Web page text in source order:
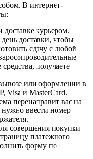
В интернет-
курьером.
доставки, чтобы
сдачу с любой
получаете
или оформлении в
Visa и MasterCard.
перенаправит вас на
нужно ввести номер
совершения покупки
платежного
форму по